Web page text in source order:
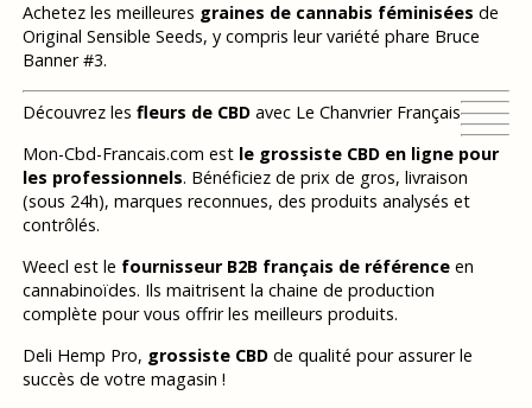
Achetez les meilleures graines de cannabis féminisées de
Original Sensible Seeds, y compris leur variété phare Bruce
Banner #3.
Découvrez les fleurs de CBDavec Le Chanvrier Français
Mon-Cbd-Francais.com est le grossiste CBD en ligne pour
les professionnels. Bénéficiez de prix de gros, livraison
(sous 24h), marques reconnues, des produits analysés et
contrôlés.
Weecl est le fournisseur B2B français de référenceen
cannabinoïdes. Ils maitrisent la chaine de production
complète pour vous offrir les meilleurs produits.
Deli Hemp Pro, grossiste CBDde qualité pour assurer le
succès de votre magasin !